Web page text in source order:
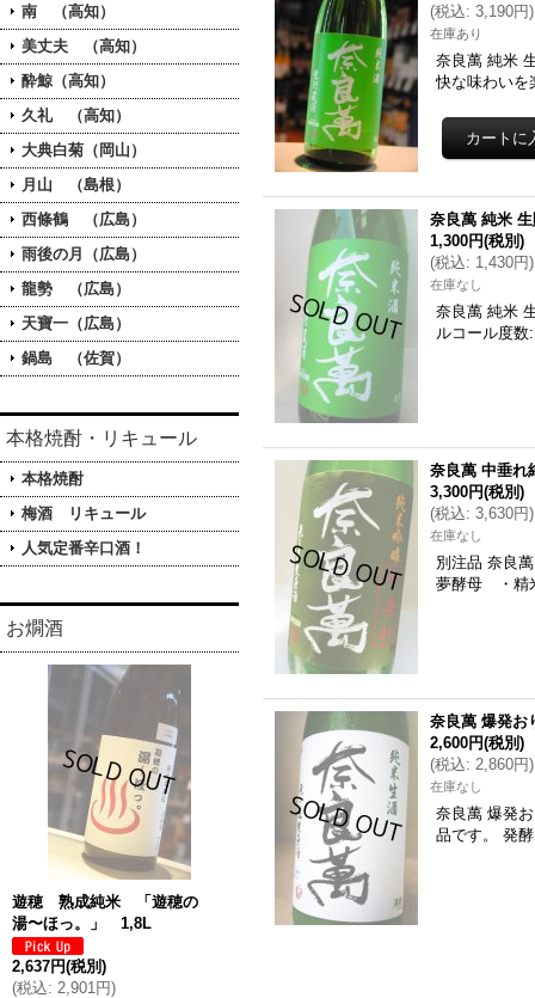
南 （高知）
美丈夫 （高知）
酔鯨（高知）
久礼 （高知）
大典白菊（岡山）
月山 （島根）
西條鶴 （広島）
雨後の月（広島）
龍勢 （広島）
天寶一（広島）
鍋島 （佐賀）
本格焼酎・リキュール
本格焼酎
梅酒 リキュール
人気定番辛口酒！
お燗酒
遊穂 熟成純米 「遊穂の
湯〜ほっ。」 1,8L
2,637円(税別)
(税込: 2,901円)
(税込: 3,190円)
在庫あり
奈良萬 純米
快な味わいを
奈良萬 純米
1,300円(税別)
(税込: 1,430円)
在庫なし
奈良萬 純米
ルコール度
奈良萬 中垂れ
3,300円(税別)
(税込: 3,630円)
在庫なし
別注品 奈良
夢酵母 ・精
奈良萬 爆発お
2,600円(税別)
(税込: 2,860円)
在庫なし
奈良萬 爆発
品です。 発